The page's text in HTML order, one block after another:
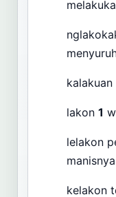
lakon 1
lelakon
kelakon